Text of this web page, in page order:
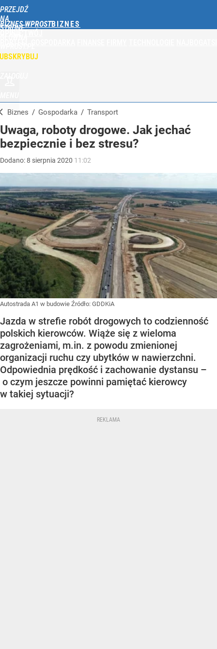
PRZEJDŹ
NA
STRONĘ
BIZNES WPROST
Biznes / Gospodarka / Transport
Uwaga, roboty drogowe. Jak jechać
bezpiecznie i bez stresu?
Dodano:8 sierpnia 2020 11:02
Autostrada A1 w budowie Źródło: GDDKiA
Jazda w strefie robót drogowych to codzienność
polskich kierowców. Wiąże się z wieloma
zagrożeniami, m.in. z powodu zmienionej
organizacji ruchu czy ubytków w nawierzchni.
Odpowiednia prędkość i zachowanie dystansu –
o czym jeszcze powinni pamiętać kierowcy
w takiej sytuacji?